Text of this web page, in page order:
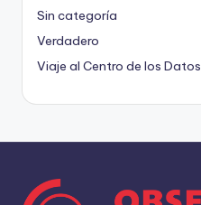
Sin categoría
Verdadero
Viaje al Centro de los Datos